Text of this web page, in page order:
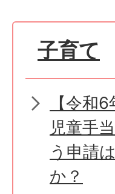
子育て
【令和
児童手
う申請
か？